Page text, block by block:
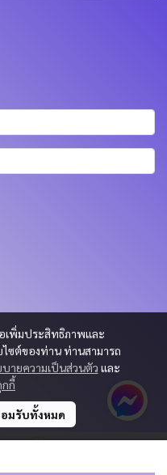
เพิ่มประสิทธิภาพและ
ซต์ของท่าน ท่านสามารถ
บายความเป็นส่วนตัว และ
กี้
มรับทั้งหมด
by KBM PART & TRADING